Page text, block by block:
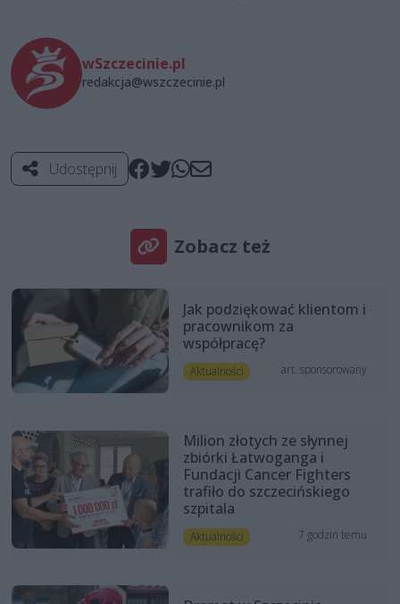
wSzczecinie.pl
redakcja@wszczecinie.pl
Udostępnij
Zobacz też
Jak podziękować klientom i
pracownikom za
współpracę?
Aktualności art. sponsorowany
Milion złotych ze słynnej
zbiórki Łatwoganga i
Fundacji Cancer Fighters
trafiło do szczecińskiego
szpitala
Aktualności 7 godzin temu